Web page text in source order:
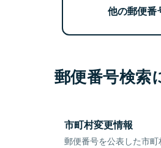
他の郵便番
郵便番号検索
市町村変更情報
郵便番号を公表した市町